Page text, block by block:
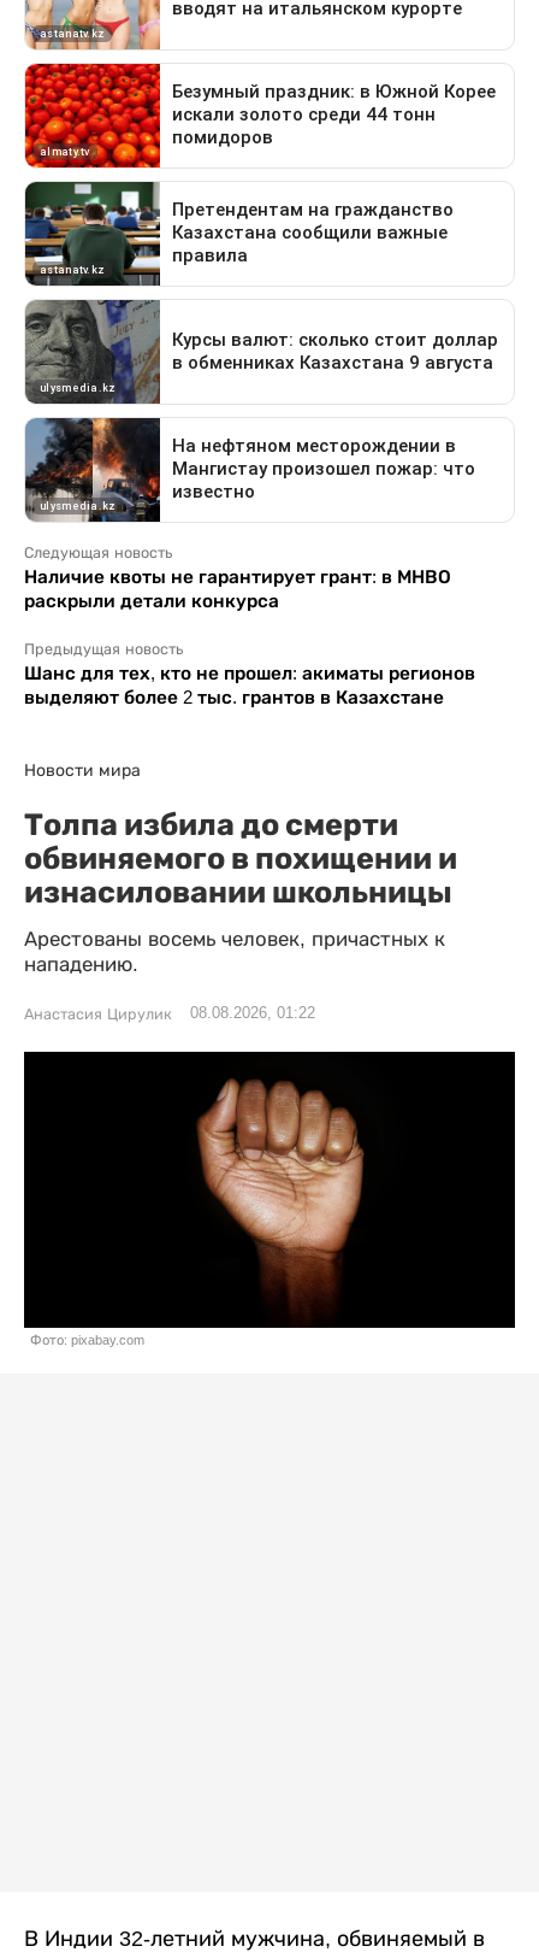
Следующая новость
Наличие квоты не гарантирует грант: в МНВО
раскрыли детали конкурса
Предыдущая новость
Шанс для тех, кто не прошел: акиматы регионов
выделяют более 2 тыс. грантов в Казахстане
Новости мира
Толпа избила до смерти
обвиняемого в похищении и
изнасиловании школьницы
Арестованы восемь человек, причастных к
нападению.
Анастасия Цирулик 08.08.2026, 01:22
Фото: pixabay.com
В Индии 32-летний мужчина, обвиняемый в